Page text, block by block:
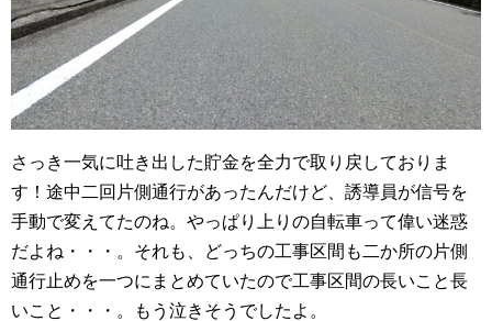
さっき一気に吐き出した貯金を全力で取り戻しておりま
す！途中二回片側通行があったんだけど、誘導員が信号を
手動で変えてたのね。やっぱり上りの自転車って偉い迷惑
だよね・・・。それも、どっちの工事区間も二か所の片側
通行止めを一つにまとめていたので工事区間の長いこと長
いこと・・・。もう泣きそうでしたよ。